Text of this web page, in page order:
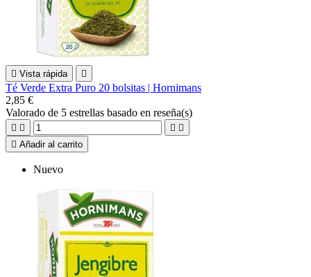
 Vista rápida 
Té Verde Extra Puro 20 bolsitas | Hornimans
2,85 €
Valorado de 5 estrellas basado en reseña(s)
   
 Añadir al carrito
Nuevo